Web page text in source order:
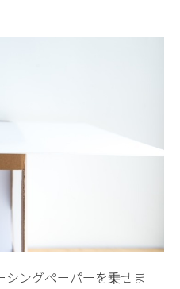
ングペーパーを乗せま